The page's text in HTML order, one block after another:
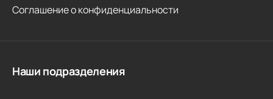
Соглашение о конфиденциальности
Наши подразделения